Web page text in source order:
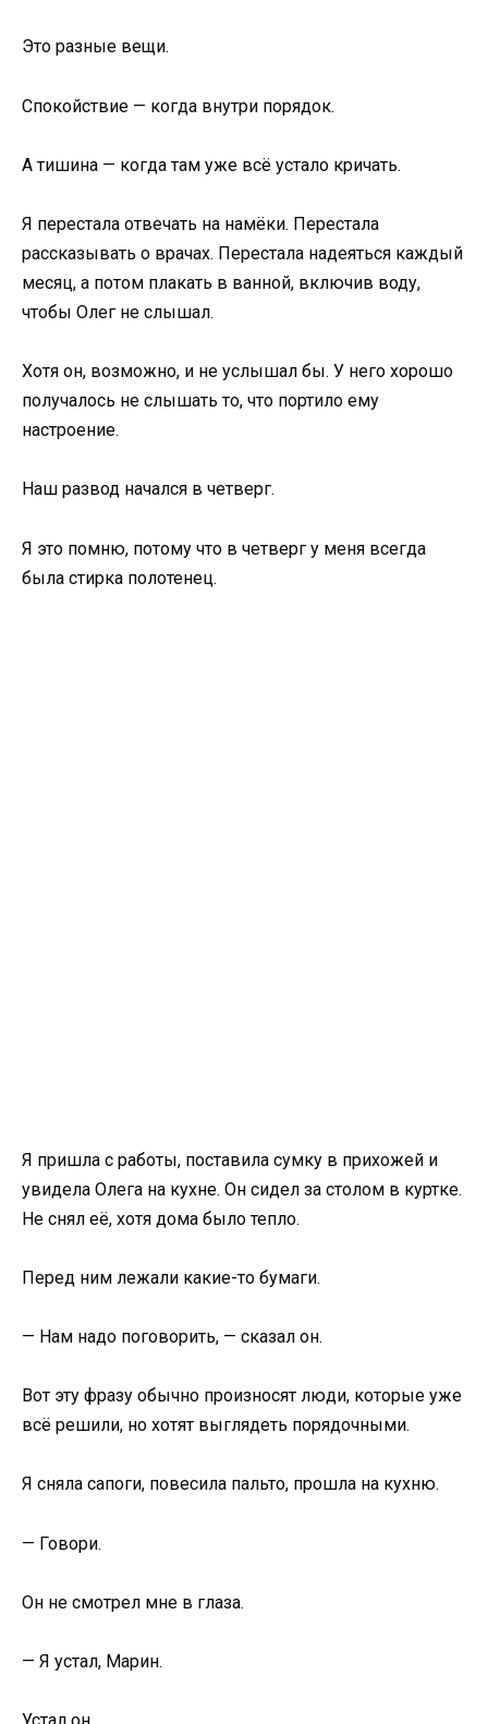
Это разные вещи.
Спокойствие — когда внутри порядок.
А тишина — когда там уже всё устало кричать.
Я перестала отвечать на намёки. Перестала
рассказывать о врачах. Перестала надеяться каждый
месяц, а потом плакать в ванной, включив воду,
чтобы Олег не слышал.
Хотя он, возможно, и не услышал бы. У него хорошо
получалось не слышать то, что портило ему
настроение.
Наш развод начался в четверг.
Я это помню, потому что в четверг у меня всегда
была стирка полотенец.
Я пришла с работы, поставила сумку в прихожей и
увидела Олега на кухне. Он сидел за столом в куртке.
Не снял её, хотя дома было тепло.
Перед ним лежали какие-то бумаги.
— Нам надо поговорить, — сказал он.
Вот эту фразу обычно произносят люди, которые уже
всё решили, но хотят выглядеть порядочными.
Я сняла сапоги, повесила пальто, прошла на кухню.
— Говори.
Он не смотрел мне в глаза.
— Я устал, Марин.